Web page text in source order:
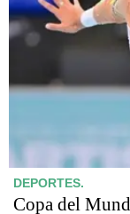
DEPORTES.
Copa del